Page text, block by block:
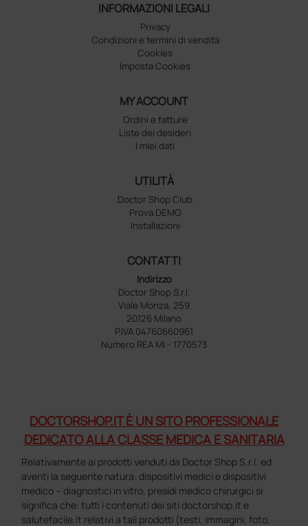
INFORMAZIONI LEGALI
Privacy
Condizioni e termini di vendita
Cookies
Imposta Cookies
MY ACCOUNT
Ordini e fatture
Liste dei desideri
I miei dati
UTILITÀ
Doctor Shop Club
Prova DEMO
Installazioni
CONTATTI
Indirizzo
Doctor Shop S.r.l.
Viale Monza, 259
20126 Milano
P.IVA 04760660961
Numero REA MI - 1770573
DOCTORSHOP.IT È UN SITO PROFESSIONALE
DEDICATO ALLA CLASSE MEDICA E SANITARIA
Relativamente ai prodotti venduti da Doctor Shop S.r.l. ed
aventi la seguente natura: dispositivi medici e dispositivi
medico – diagnostici in vitro, presidi medico chirurgici si
significa che: tutti i contenuti dei siti doctorshop.it e
salutefacile.it relativi a tali prodotti (testi, immagini, foto,